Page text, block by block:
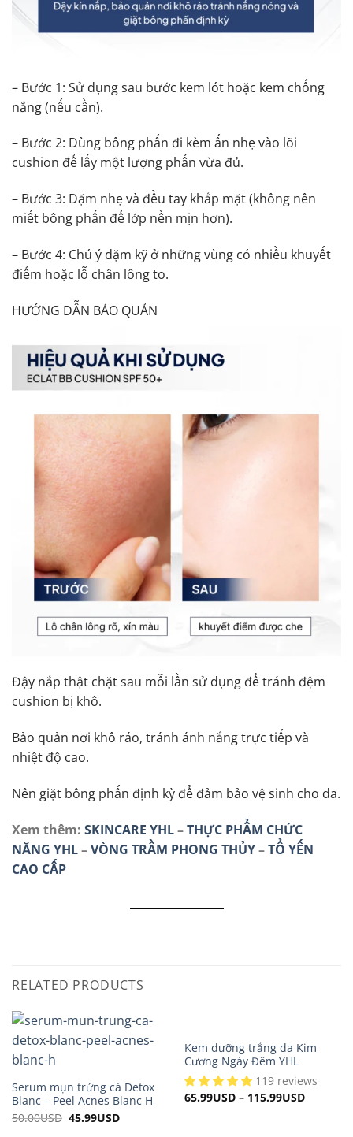
– Bước 1: Sử dụng sau bước kem lót hoặc kem chống
nắng (nếu cần).
– Bước 2: Dùng bông phấn đi kèm ấn nhẹ vào lõi
cushion để lấy một lượng phấn vừa đủ.
– Bước 3: Dặm nhẹ và đều tay khắp mặt (không nên
miết bông phấn để lớp nền mịn hơn).
– Bước 4: Chú ý dặm kỹ ở những vùng có nhiều khuyết
điểm hoặc lỗ chân lông to.
HƯỚNG DẪN BẢO QUẢN
Đậy nắp thật chặt sau mỗi lần sử dụng để tránh đệm
cushion bị khô.
Bảo quản nơi khô ráo, tránh ánh nắng trực tiếp và
nhiệt độ cao.
Nên giặt bông phấn định kỳ để đảm bảo vệ sinh cho da.
Xem thêm: SKINCARE YHL–THỰC PHẨM CHỨC
NĂNG YHL–VÒNG TRẦM PHONG THỦY–TỔ YẾN
CAO CẤP
RELATED PRODUCTS
Serum mụn trứng cá Detox
Blanc – Peel Acnes Blanc H
50.00USD Original
45.99USDCurrent
Kem dưỡng trắng da Kim
Cương Ngày Đêm YHL
119 reviews
65.99USD– 115.99USD